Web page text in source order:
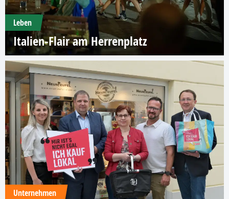
Leben
Italien-Flair am Herrenplatz
Unternehmen